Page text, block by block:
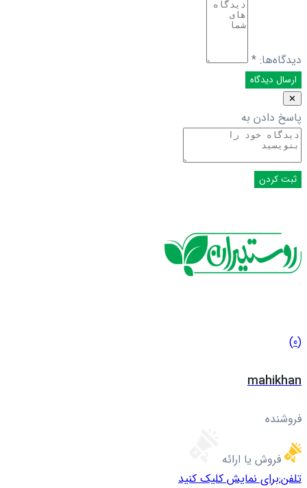
دیدگاه‌ها: *
✕
پاسخ دادن به
(0)
mahikhan
فروشنده
فروش یا ارائه
تلفن:برای نمایش کلیک کنید